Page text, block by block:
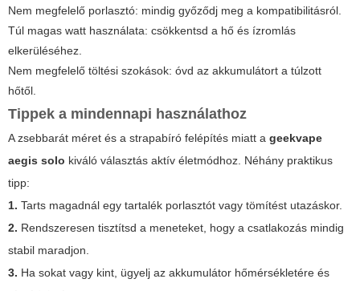
Nem megfelelő porlasztó: mindig győződj meg a kompatibilitásról.
Túl magas watt használata: csökkentsd a hő és ízromlás
elkerüléséhez.
Nem megfelelő töltési szokások: óvd az akkumulátort a túlzott
hőtől.
Tippek a mindennapi használathoz
A zsebbarát méret és a strapabíró felépítés miatt a geekvape
aegis solo kiváló választás aktív életmódhoz. Néhány praktikus
tipp:
1. Tarts magadnál egy tartalék porlasztót vagy tömítést utazáskor.
2. Rendszeresen tisztítsd a meneteket, hogy a csatlakozás mindig
stabil maradjon.
3. Ha sokat vagy kint, ügyelj az akkumulátor hőmérsékletére és